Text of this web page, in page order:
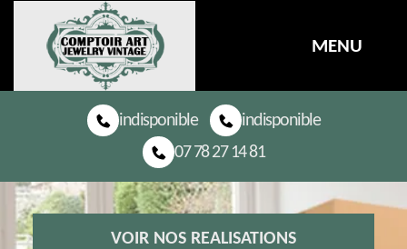
MENU
indisponible
indisponible
07 78 27 14 81
VOIR NOS REALISATIONS